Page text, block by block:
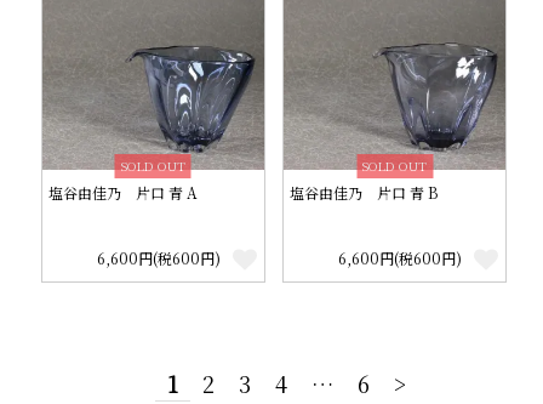
SOLD OUT
塩谷由佳乃 片口 青 A
6,600円(税600円)
SOLD OUT
塩谷由佳乃 片口 青 B
6,600円(税600円)
1 2 3 4 … 6 >